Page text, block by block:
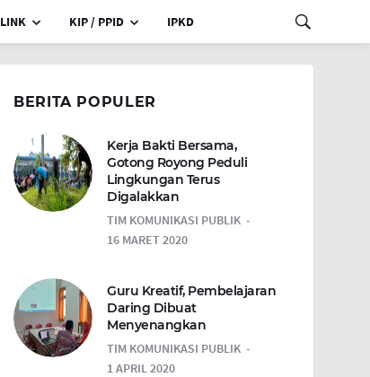
LINK KIP / PPID IPKD
BERITA POPULER
Kerja Bakti Bersama,
Gotong Royong Peduli
Lingkungan Terus
Digalakkan
TIM KOMUNIKASI PUBLIK
16 MARET 2020
Guru Kreatif, Pembelajaran
Daring Dibuat
Menyenangkan
TIM KOMUNIKASI PUBLIK
1 APRIL 2020